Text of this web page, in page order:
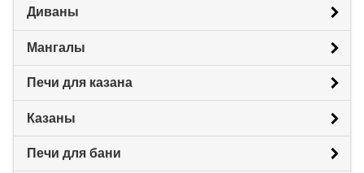
Диваны
Мангалы
Печи для казана
Казаны
Печи для бани